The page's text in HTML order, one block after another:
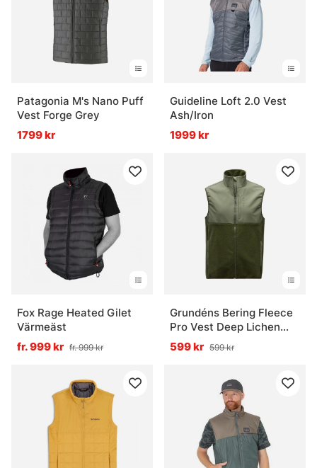
Patagonia M's Nano Puff
Vest Forge Grey
1799 kr
Guideline Loft 2.0 Vest
Ash/Iron
1999 kr
Fox Rage Heated Gilet
Värmeäst
fr. 999 kr fr. 999 kr
Grundéns Bering Fleece
Pro Vest Deep Lichen
Green/Deep Depths
599 kr 599 kr